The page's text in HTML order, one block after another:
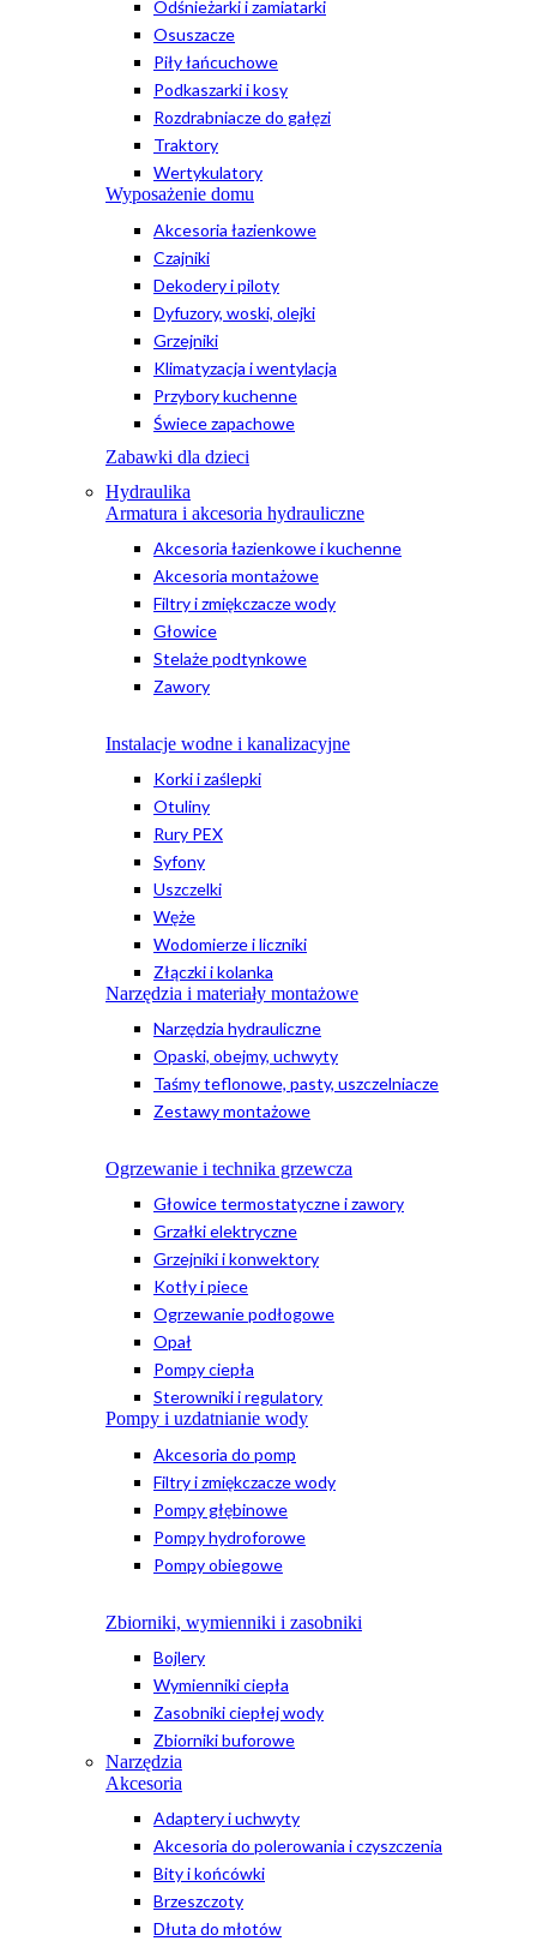
Odśnieżarki i zamiatarki
Osuszacze
Piły łańcuchowe
Podkaszarki i kosy
Rozdrabniacze do gałęzi
Traktory
Wertykulatory
Wyposażenie domu
Akcesoria łazienkowe
Czajniki
Dekodery i piloty
Dyfuzory, woski, olejki
Grzejniki
Klimatyzacja i wentylacja
Przybory kuchenne
Świece zapachowe
Zabawki dla dzieci
Hydraulika
Armatura i akcesoria hydrauliczne
Akcesoria łazienkowe i kuchenne
Akcesoria montażowe
Filtry i zmiękczacze wody
Głowice
Stelaże podtynkowe
Zawory
Instalacje wodne i kanalizacyjne
Korki i zaślepki
Otuliny
Rury PEX
Syfony
Uszczelki
Węże
Wodomierze i liczniki
Złączki i kolanka
Narzędzia i materiały montażowe
Narzędzia hydrauliczne
Opaski, obejmy, uchwyty
Taśmy teflonowe, pasty, uszczelniacze
Zestawy montażowe
Ogrzewanie i technika grzewcza
Głowice termostatyczne i zawory
Grzałki elektryczne
Grzejniki i konwektory
Kotły i piece
Ogrzewanie podłogowe
Opał
Pompy ciepła
Sterowniki i regulatory
Pompy i uzdatnianie wody
Akcesoria do pomp
Filtry i zmiękczacze wody
Pompy głębinowe
Pompy hydroforowe
Pompy obiegowe
Zbiorniki, wymienniki i zasobniki
Bojlery
Wymienniki ciepła
Zasobniki ciepłej wody
Zbiorniki buforowe
Narzędzia
Akcesoria
Adaptery i uchwyty
Akcesoria do polerowania i czyszczenia
Bity i końcówki
Brzeszczoty
Dłuta do młotów